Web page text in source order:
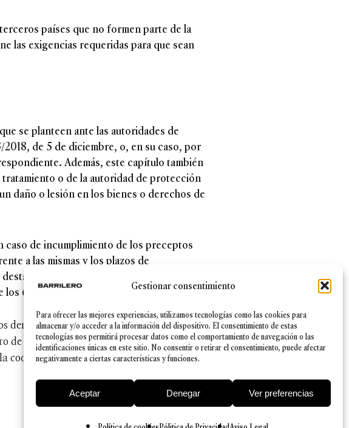
Gestionar consentimiento
Para ofrecer las mejores experiencias, utilizamos tecnologías como las cookies para
almacenar y/o acceder a la información del dispositivo. El consentimiento de estas
tecnologías nos permitirá procesar datos como el comportamiento de navegación o las
identificaciones únicas en este sitio. No consentir o retirar el consentimiento, puede afectar
negativamente a ciertas características y funciones.
Aceptar Denegar Ver preferencias
países que no formen parte de la
las exigencias requeridas para que sean
se planteen ante las autoridades de
de 5 de diciembre, o, en su caso, por
Además, este capítulo también
o de la autoridad de protección
daño o lesión en los bienes o derechos de
caso de incumplimiento de los preceptos
a las mismas y los plazos de
que el Proyecto de Ley contempla
los 6.000 y los 240.000 euros.
derechos, en general, y, concretamente, de
de la Unión Europea, estableciendo así un
policial y judicial penal a nivel